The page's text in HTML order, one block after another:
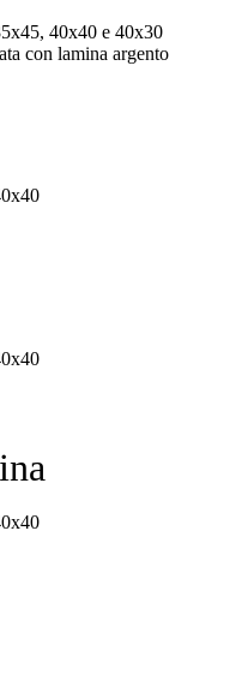
40x40 e 40x30
con lamina argento